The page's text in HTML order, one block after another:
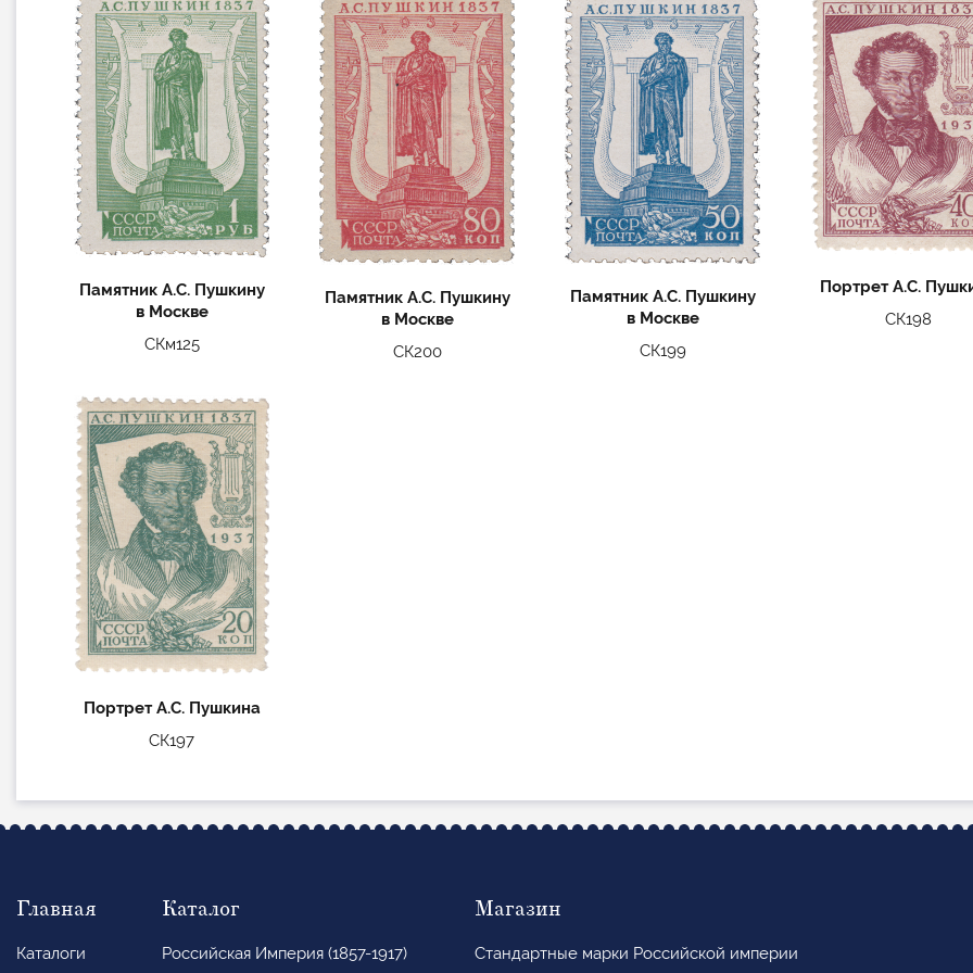
Памятник А.С. Пушкину
в Москве
СКм125
Памятник А.С. Пушкину
в Москве
СК200
Памятник А.С. Пушкину
в Москве
СК199
Портрет А.С.
СК198
Портрет А.С. Пушкина
СК197
Главная
Каталоги
Каталог
Российская Империя (1857-1917)
Магазин
Стандартные марки Российской империи